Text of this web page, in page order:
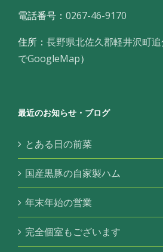
電話番号： 0267-46-9170
住所： 長野県北佐久郡軽井沢町
でGoogleMap）
最近のお知らせ・ブログ
とある日の前菜
国産黒豚の自家製ハム
年末年始の営業
完全個室もございます